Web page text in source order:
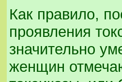
Как правило,
проявления
значительно
женщин